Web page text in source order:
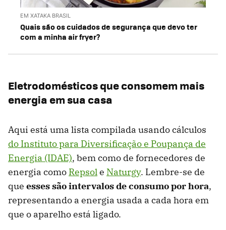
EM XATAKA BRASIL
Quais são os cuidados de segurança que devo ter
com a minha air fryer?
Eletrodomésticos que consomem mais
energia em sua casa
Aqui está uma lista compilada usando cálculos
do Instituto para Diversificação e Poupança de
Energia (IDAE), bem como de fornecedores de
energia como Repsole Naturgy. Lembre-se de
que esses são intervalos de consumo por hora,
representando a energia usada a cada hora em
que o aparelho está ligado.